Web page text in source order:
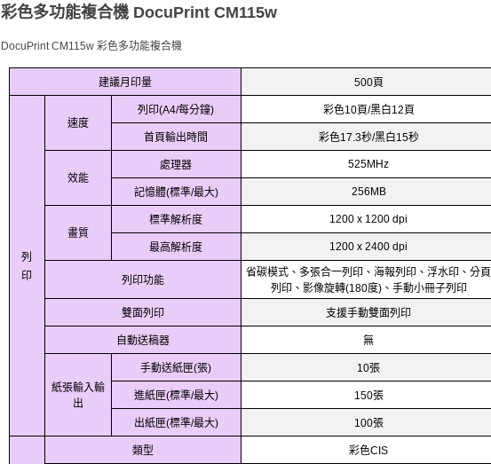
彩色多功能複合機 DocuPrint CM115w
DocuPrint CM115w 彩色多功能複合機
建議月印量 500頁
列
印
速度
列印(A4/每分鐘) 彩色10頁/黑白12頁
首頁輸出時間
彩色17.3秒/黑白15秒
效能
處理器 525MHz
記憶體(標準/最大) 256MB
畫質
標準解析度 1200 x 1200 dpi
最高解析度 1200 x 2400 dpi
列印功能
省碳模式、多張合一列印、海報列印、浮水印、分頁
列印、影像旋轉(180度)、手動小冊子列印
雙面列印
支援手動雙面列印
自動送稿器
無
紙張輸入輸
出
手動送紙匣(張) 10張
進紙匣(標準/最大) 150張
出紙匣(標準/最大) 100張
類型 彩色CIS